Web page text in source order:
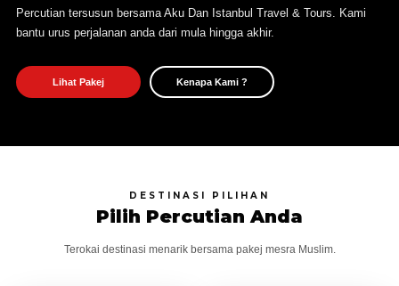
Percutian tersusun bersama Aku Dan Istanbul Travel & Tours. Kami
bantu urus perjalanan anda dari mula hingga akhir.
Lihat Pakej Kenapa Kami ?
DESTINASI PILIHAN
Pilih Percutian Anda
Terokai destinasi menarik bersama pakej mesra Muslim.